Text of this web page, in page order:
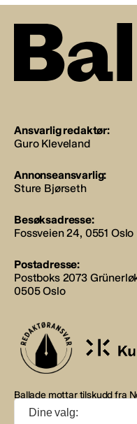
Ansvarlig redaktør:
Guro Kleveland
Annonseansvarlig:
Sture Bjørseth
Besøksadresse:
Fossveien 24, 0551 Oslo
Postadresse:
Postboks 2073
0505 Oslo
Ballade mottar tilskudd fra
støtte fra eierne NOPA,
Musikkforleggerne.
Dine valg: